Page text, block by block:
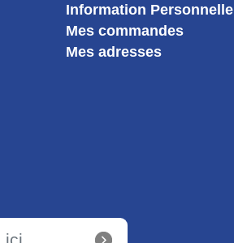
Information Personnelle
Mes commandes
Mes adresses